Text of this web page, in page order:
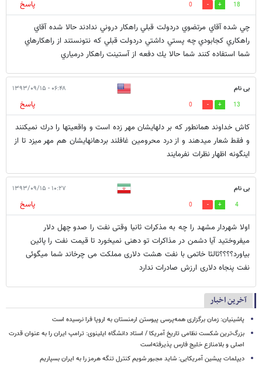
18
0
پاسخ
چي شده آقاي مرتضوي دردولت قبلي راهكار دروني ندادند حالا شده آقاي
راهكاري كجابودي چه پستي داشتي دردولت قبلي كه نتونستند از راهكارهاي
شما استفاده كنند شما حالا يك دفعه از آستينت راهكار درمياري
بی نام ۰۶:۴۸ - ۱۳۹۳/۰۹/۱۵
13
0
پاسخ
كاش خداوند همانطور كه بر دلهايشان مهر زده است و واقعيتها را درك نميكنند
و فقط شعار ميدهند و از درد محرومين غافلند بردهانهايشان هم مهر ميزد تا از
اينگونه اظهار نظرات نفرمايند
بی نام ۱۰:۲۷ - ۱۳۹۳/۰۹/۱۵
4
0
پاسخ
اولا شهردار مشهد را چه به مذکرات ثانیا وقتی نفت را صدو چهل دلار
میفروختید آیا دشمن در مذاکرات تو دهنی نمیخورد تا قیمت نفت را پائین
بیاورد؟؟؟؟ثالثا خاتمی با نفت هشت دلاری مملکت می چرخاند شما میگوئی
نفت پنجاه دلاری ارزش صادرات ندارد
آخرین اخبار
پاشینیان: زمان برگزاری همه‌پرسی پیوستن ارمنستان به اروپا فرا نرسیده است
بزرگ‌ترین شکست نظامی تاریخ آمریکا / استاد دانشگاه ایلینوی: ترامپ ایران را به عنوان قدرت
اصلی و بلامنازع خلیج فارس پذیرفته‌است
دیپلمات پیشین آمریکایی: شاید مجبور شویم کنترل تنگه هرمز را به ایران بسپاریم